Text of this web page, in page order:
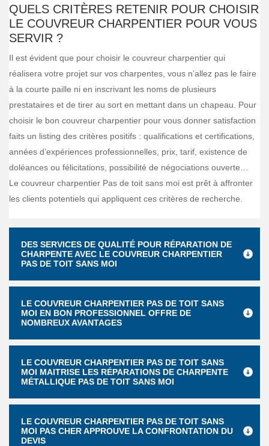
QUELS CRITÈRES RETENIR POUR CHOISIR
LE COUVREUR CHARPENTIER POUR VOUS
SERVIR ?
Il est évident que pour choisir le couvreur charpentier qui
réalisera votre projet sur vos charpentes, vous n’allez pas le faire
à la courte paille ni en inscrivant les noms de plusieurs
prestataires et de tirer au sort en mettant dans un chapeau. Pour
choisir le bon couvreur charpentier pour vous donner satisfaction
faits un listing des critères positifs : qualifications et certifications,
années d’expériences professionnelles, prix, tarif, existence de
doléances ou félicitations, possibilité de négociations ouverte…
Le couvreur charpentier Pas de toit sans moi est prêt à affronter
les clients potentiels qui appliquent ces critères de recherche.
DES SERVICES DE QUALITÉ POUR RÉPARATION DE
CHARPENTE AVEC LE COUVREUR CHARPENTIER
PAS DE TOIT SANS MOI
LE COUVREUR CHARPENTIER PAS DE TOIT SANS
MOI EN BON PROFESSIONNEL OFFRE DE
NOMBREUX AVANTAGES
LE COUVREUR CHARPENTIER PAS DE TOIT SANS
MOI MAITRISE LES RÉPARATIONS DE CHARPENTE
MÉTALLIQUE PAS DE TOIT SANS MOI
LE COUVREUR CHARPENTIER PAS DE TOIT SANS
MOI PAS CHER APPROUVE LA CONFRONTATION DU
DEVIS